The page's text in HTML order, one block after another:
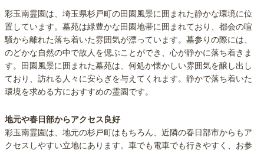
彩玉南霊園は、埼玉県杉戸町の田園風景に囲まれた静かな環境に位
置しています。墓苑は緑豊かな田園地帯に囲まれており、都会の喧
騒から離れた落ち着いた雰囲気が漂っています。墓参りの際には、
のどかな自然の中で故人を偲ぶことができ、心が静かに落ち着きま
す。田園風景に囲まれた墓苑は、何処か懐かしい雰囲気を醸し出し
ており、訪れる人々に安らぎを与えてくれます。静かで落ち着いた
環境を求める方におすすめの霊園です。
地元や春日部からアクセス良好
彩玉南霊園は、地元の杉戸町はもちろん、近隣の春日部市からもア
クセスしやすい立地にあります。車でも電車でも行きやすく、お参